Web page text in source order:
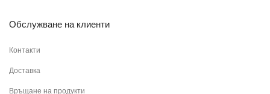
Обслужване на клиенти
Контакти
Доставка
Връщане на продукти